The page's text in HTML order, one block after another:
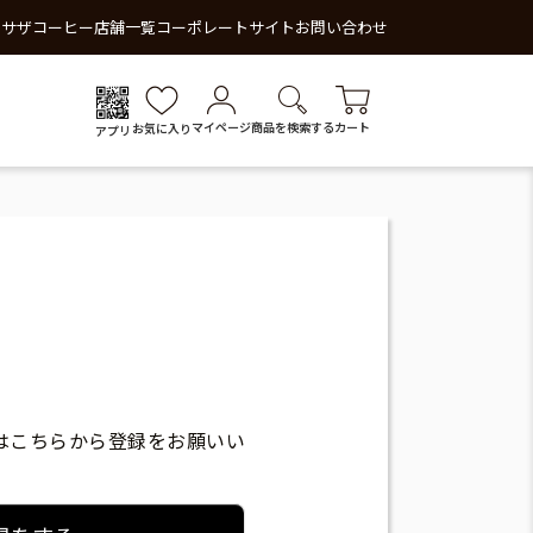
ザコーヒー店舗一覧コーポレートサイトお問い合わせ
アプリ お気に入り マイページ商品を検索するカート
ちらから登録をお願いい